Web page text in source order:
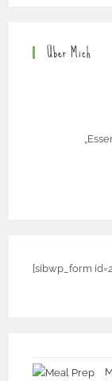
Über Mich
[sibwp_form